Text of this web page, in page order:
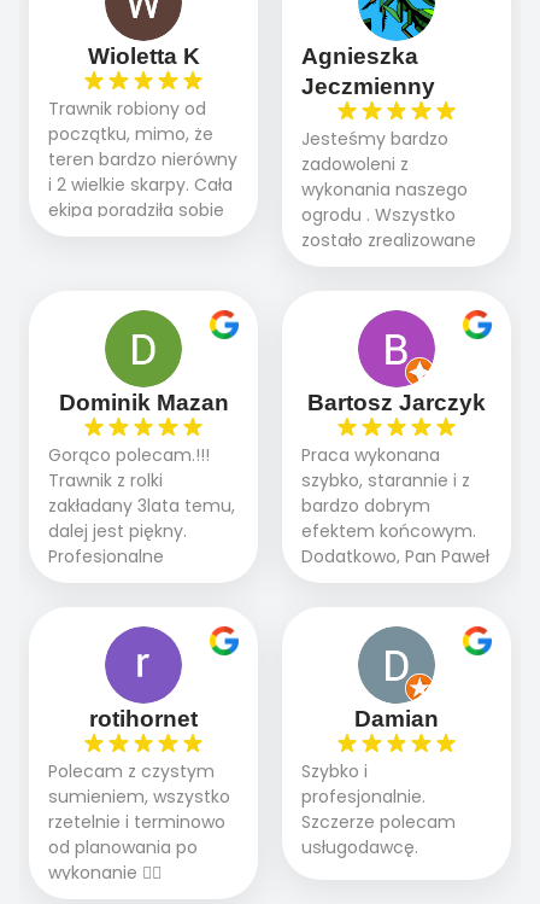
Wioletta K
Trawnik robiony od
początku, mimo, że
teren bardzo nierówny
i 2 wielkie skarpy. Cała
ekipa poradziła sobie
WSPANIALE od
panowie wiedzą co
robią. Wszystko poszło
sprawnie i szybko.
Doradztwo w
pielęgnacji trawnika
teraz i na późniejszym
etapie jest dużym
plusem. Teraz razem
z dzieckiem i małym
pieskiem cieszymy się
pięknym trawnikiem :)
A trawa robi efekt
Agnieszka
Jeczmienny
Jesteśmy bardzo
zadowoleni z
wykonania naszego
ogrodu . Wszystko
zostało zrealizowane
fachowo, rzetelnie i
oczekiwaniami. Prace
przebiegały sprawnie
dzięki temu,że firma
działa kompleksowo :
ogrodnictwo,nawodnienie,
brukarstwo.Efekt
końcowy przerósł
nasze oczekiwania.
Polecamy tę firmę
wszystkim , którzy
marzą o pięknym
Dominik Mazan
Gorąco polecam.!!!
Trawnik z rolki
zakładany 3lata temu,
dalej jest piękny.
Profesjonalne
podejście do pracy,
2 zlecenia na rolkę.
Polecam.
Bartosz Jarczyk
Praca wykonana
szybko, starannie i z
bardzo dobrym
efektem końcowym.
Dodatkowo, Pan Paweł
chętnie udziela porad
rotihornet
Polecam z czystym
sumieniem, wszystko
rzetelnie i terminowo
od planowania po
wykonanie 👍🏻
Damian
Szybko i
profesjonalnie.
Szczerze polecam
usługodawcę.